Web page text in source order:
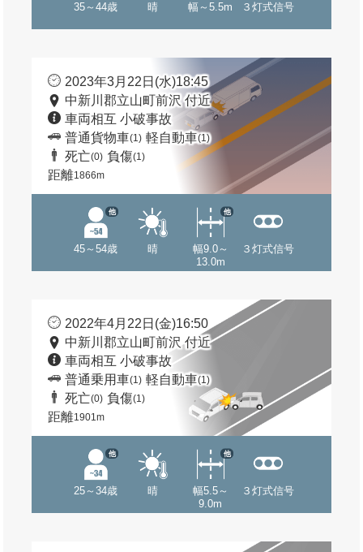
35～44歳 晴 幅～5.5m ３灯式信号
2023年3月22日(水)18:45
中新川郡立山町前沢 付近
車両相互 小破事故
普通貨物車(1) 軽自動車(1)
死亡(0) 負傷(1)
距離1866m
45～54歳
他
晴
幅9.0～
13.0m
他
３灯式信号
2022年4月22日(金)16:50
中新川郡立山町前沢 付近
車両相互 小破事故
普通乗用車(1) 軽自動車(1)
死亡(0) 負傷(1)
距離1901m
25～34歳
他
晴
幅5.5～
9.0m
他
３灯式信号